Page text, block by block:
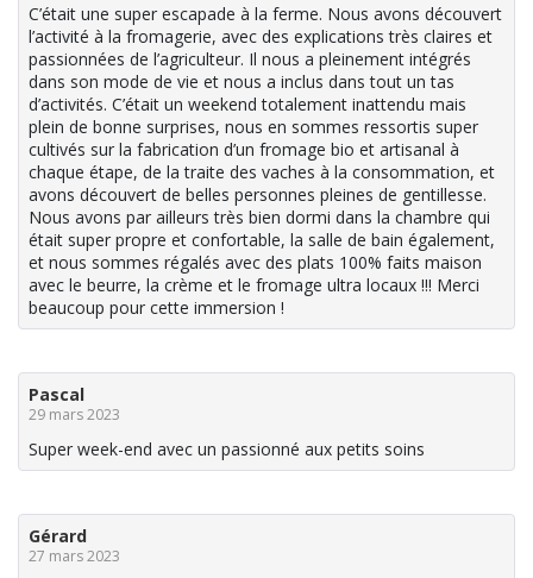
C’était une super escapade à la ferme. Nous avons découvert
l’activité à la fromagerie, avec des explications très claires et
passionnées de l’agriculteur. Il nous a pleinement intégrés
dans son mode de vie et nous a inclus dans tout un tas
d’activités. C’était un weekend totalement inattendu mais
plein de bonne surprises, nous en sommes ressortis super
cultivés sur la fabrication d’un fromage bio et artisanal à
chaque étape, de la traite des vaches à la consommation, et
avons découvert de belles personnes pleines de gentillesse.
Nous avons par ailleurs très bien dormi dans la chambre qui
était super propre et confortable, la salle de bain également,
et nous sommes régalés avec des plats 100% faits maison
avec le beurre, la crème et le fromage ultra locaux !!! Merci
beaucoup pour cette immersion !
Pascal
29 mars 2023
Super week-end avec un passionné aux petits soins
Gérard
27 mars 2023